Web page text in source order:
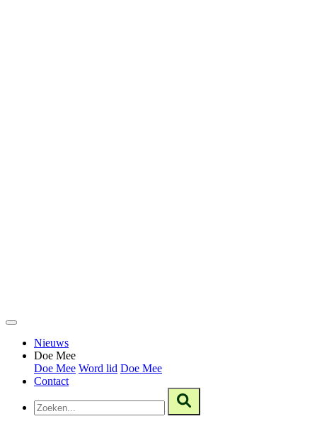
Nieuws
Doe Mee
Doe Mee Word lid Doe Mee
Contact